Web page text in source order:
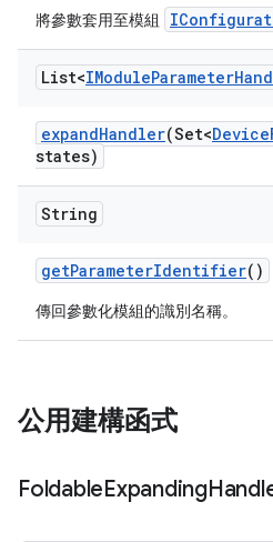
將參數套用至模組
List<IModuleParameter
expandHandler(Set<Device
states)
String
getParameterIdentifier()
傳回參數化模組的識別名稱。
公用建構函式
FoldableExpanding